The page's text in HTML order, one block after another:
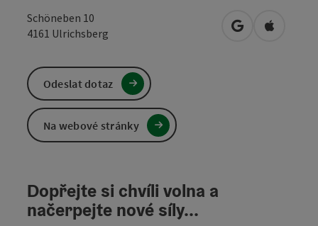
Schöneben 10
4161 Ulrichsberg Otevřít vOtevřít v
Dopřejte si chvíli volna a
načerpejte nové síly...
Odeslat dotaz
Na webové stránky